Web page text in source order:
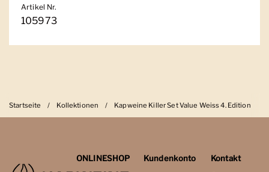
Artikel Nr.
105973
Startseite / Kollektionen / Kapweine Killer Set Value Weiss 4. Edition
ONLINESHOP
Kundenkonto
Kontakt